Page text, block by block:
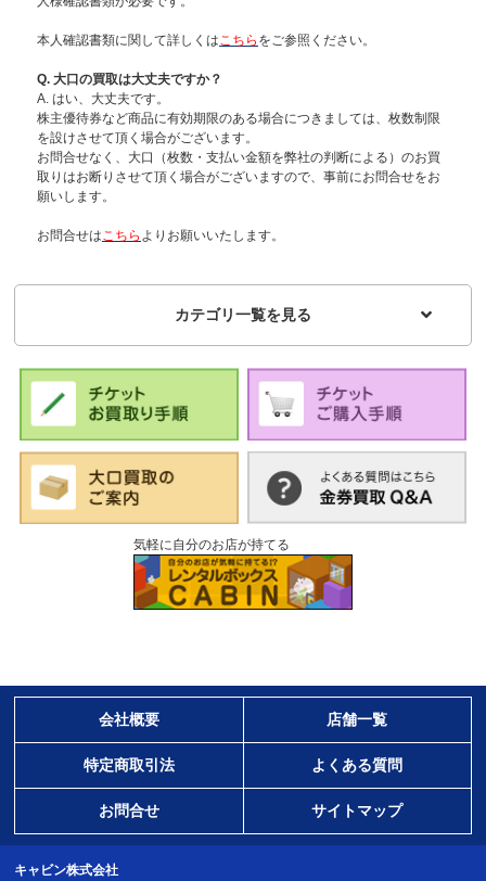
本人確認書類に関して詳しくは こちら をご参照ください。
Q. 大口の買取は大丈夫ですか？
A. はい、大丈夫です。
株主優待券など商品に有効期限のある場合につきましては、枚数制限
を設けさせて頂く場合がございます。
お問合せなく、大口（枚数・支払い金額を弊社の判断による）のお買
取りはお断りさせて頂く場合がございますので、事前にお問合せをお
願いします。
お問合せは こちら よりお願いいたします。
カテゴリ一覧を見る
気軽に自分のお店が持てる
会社概要 店舗一覧
特定商取引法 よくある質問
お問合せ サイトマップ
キャビン株式会社